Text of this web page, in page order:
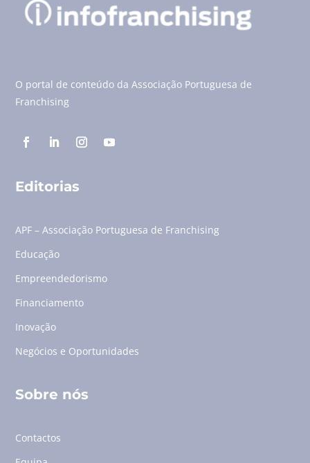
O portal de conteúdo da Associação Portuguesa de
Franchising
Editorias
APF – Associação Portuguesa de Franchising
Educação
Empreendedorismo
Financiamento
Inovação
Negócios e Oportunidades
Sobre nós
Contactos